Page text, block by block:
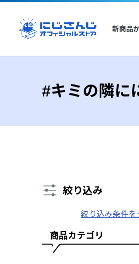
新商品
#キミの隣に
絞り込み
絞り込み条件を
商品カテゴリ